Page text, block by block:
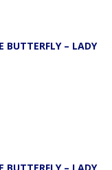
BUTTERFLY – LADY